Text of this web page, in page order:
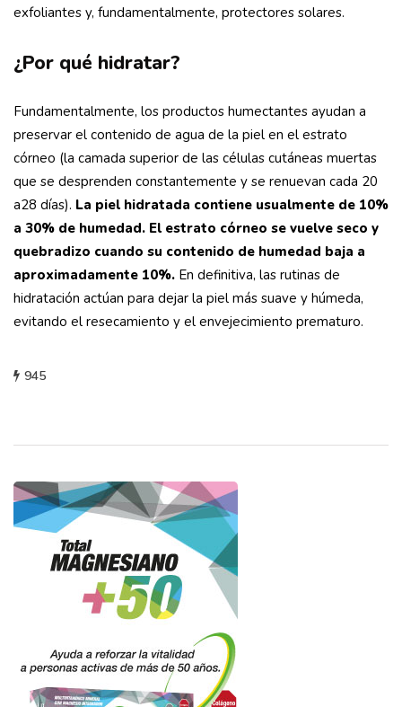
exfoliantes y, fundamentalmente, protectores solares.
¿Por qué hidratar?
Fundamentalmente, los productos humectantes ayudan a
preservar el contenido de agua de la piel en el estrato
córneo (la camada superior de las células cutáneas muertas
que se desprenden constantemente y se renuevan cada 20
a28 días). La piel hidratada contiene usualmente de 10%
a 30% de humedad. El estrato córneo se vuelve seco y
quebradizo cuando su contenido de humedad baja a
aproximadamente 10%. En definitiva, las rutinas de
hidratación actúan para dejar la piel más suave y húmeda,
evitando el resecamiento y el envejecimiento prematuro.
945